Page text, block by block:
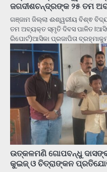
ଜଗଦୀଶଚନ୍ଦ୍ରଙ୍କ ୨୫ ତମ
ଗଞ୍ଜାମ ଜିଲ୍ଲା ଈଶ୍ୱରୀୟ ବିଶ୍ଵ
ତମ ଅବ୍ୟକ୍ତ ସ୍ମୃତି ଦିବସ ପାଳିତ
ରିପୋର୍ଟ)ଆସିକା ପ୍ରଜାପିତା
ଉତ୍କଳମଣି ଗୋପବନ୍ଧୁ ଦାସଙ୍କ
କୁଇଜ୍ ଓ ଚିତ୍ରାଙ୍କନ